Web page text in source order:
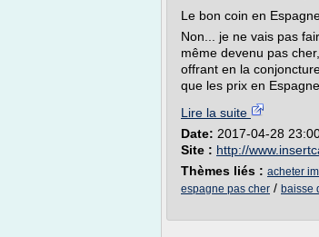
Le bon coin en
Non... je ne vais pas
même devenu pas
offrant en la
que les prix en
Lire la suite
Date: 2017-04-28
Site : http://
Thèmes liés : acheter
espagne pas cher / baisse